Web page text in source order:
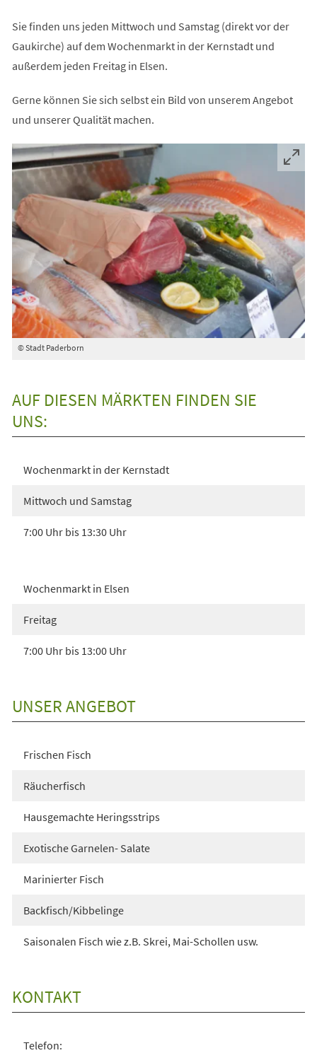
Sie finden uns jeden Mittwoch und Samstag (direkt vor der
Gaukirche) auf dem Wochenmarkt in der Kernstadt und
außerdem jeden Freitag in Elsen.
Gerne können Sie sich selbst ein Bild von unserem Angebot
und unserer Qualität machen.
© Stadt Paderborn
AUF DIESEN MÄRKTEN FINDEN SIE
UNS:
Wochenmarkt in der Kernstadt
Mittwoch und Samstag
7:00 Uhr bis 13:30 Uhr
Wochenmarkt in Elsen
Freitag
7:00 Uhr bis 13:00 Uhr
UNSER ANGEBOT
Frischen Fisch
Räucherfisch
Hausgemachte Heringsstrips
Exotische Garnelen- Salate
Marinierter Fisch
Backfisch/Kibbelinge
Saisonalen Fisch wie z.B. Skrei, Mai-Schollen usw.
KONTAKT
Telefon: